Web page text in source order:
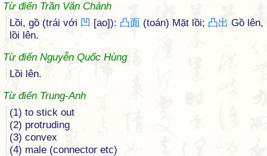
Từ điển Trần Văn Chánh
Lồi, gồ (trái với 凹 [ao]): 凸面 (toán) Mặt lồi; 凸出 Gồ lên,
lồi lên.
Từ điển Nguyễn Quốc Hùng
Lồi lên.
Từ điển Trung-Anh
(1) to stick out
(2) protruding
(3) convex
(4) male (connector etc)